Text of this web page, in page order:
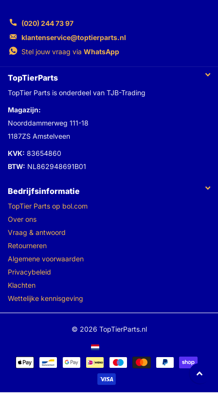
(020) 244 73 97
klantenservice@toptierparts.nl
Stel jouw vraag via WhatsApp
TopTierParts
TopTier Parts is onderdeel van TJB-Trading
Magazijn:
Noorddammerweg 111-18
1187ZS Amstelveen
KVK: 83654860
BTW: NL862948691B01
Bedrijfsinformatie
TopTier Parts op bol.com
Over ons
Vraag & antwoord
Retourneren
Algemene voorwaarden
Privacybeleid
Klachten
Wettelijke kennisgeving
© 2026 TopTierParts.nl